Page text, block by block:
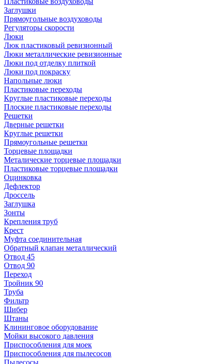
Заглушки
Прямоугольные воздуховоды
Регуляторы скорости
Люки
Люк пластиковый ревизионный
Люки металлические ревизионные
Люки под отделку плиткой
Люки под покраску
Напольные люки
Пластиковые переходы
Круглые пластиковые переходы
Плоские пластиковые переходы
Решетки
Дверные решетки
Круглые решетки
Прямоугольные решетки
Торцевые площадки
Металические торцевые площадки
Пластиковые торцевые площадки
Оцинковка
Дефлектор
Дроссель
Заглушка
Зонты
Крепления труб
Крест
Муфта соединительная
Обратный клапан металлический
Отвод 45
Отвод 90
Переход
Тройник 90
Труба
Фильтр
Шибер
Штаны
Клининговое оборудование
Мойки высокого давления
Приспособления для моек
Приспособления для пылесосов
Пылесосы